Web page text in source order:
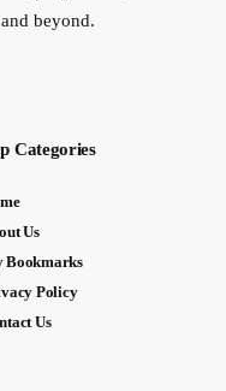
beyond.
Categories
Us
Bookmarks
Policy
Us